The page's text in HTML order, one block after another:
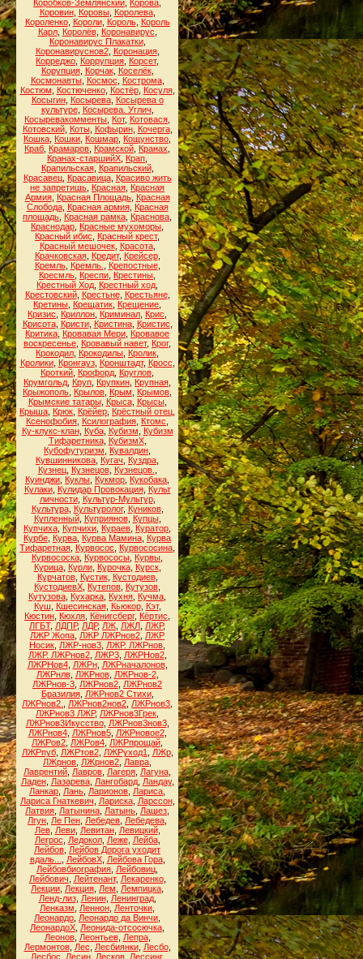
Коробков-Землянский Корова
Коровин, Коровы, Королева,
Короленко, Короли, Король, Король
Карл, Королёв, Коронавирус
Коронавирус Плакатки,
Коронавируснов2, Коронация,
Корреджо Коррупция Корсет,
Корупция, Корчак, Коселёк,
Космонавты, Космос Кострома,
Костюм
Костюченко, Костёр, Косуля,
Косыгин, Косырева, Косырева о
культуре, Косырева. Углич
Косыревакомменты Кот, Котовася
Котовский, Коты, Кофырин, Кочерга,
Кошка Кошки Кошмар Кощунство
Краб Крамаров Крамской Кранах
Кранах-старшийХ Крап
Крапильская, Крапильский,
Красавец, Красавица, Красиво жить
не запретишь Красная Красная
Армия, Красная Площадь, Красная
Слобода, Красная армия, Красная
площадь Красная рамка Краснова
Краснодар Красные мухоморы
Красный ибис
Красный крест,
Красный мешочек, Красота,
Крачковская, Кредит, Крейсер,
Кремль, Кремль. Крепостные,
Кресмль Креспи Крестины
Крестный Ход Крестный ход
Крестовский, Крестьне, Крестьяне,
Кретины Крещатик Крещение
Кризис
Криллон Криминал Крис
Крисота, Кристи, Кристина, Кристис
Критика Кровавая Мери Кровавое
воскресенье Кровавый навет, Крог,
Крокодил Крокодилы Кролик
Кролики, Кронгауз, Кронштадт, Кросс
Кроткий Крофорд Круглов
Крумгольд Круп Крупкин Крупная
Крыжополь Крылов Крым Крымов
Крымские татары, Крыса, Крысы,
Крыша Крюк Крёйер Крёстный отец
Ксенофобия Ксилография Ктомс
Ку-клукс-клан, Куба, Кубизм
Кубизм
Тифаретника, КубизмХ,
Кубофутуризм
Кувалдин
Кувшинникова Кугач Куздра
Кузнец, Кузнецов, Кузнецов.
Куинджи Куклы Кукмор Кукобака
Кулаки, Кулидар Провокация, Культ
личности, Культур-Мультур,
Культура, Культуролог, Куников,
Купленный, Куприянов, Купцы,
Купчиха Купчихи Кураев Куратор
Курбе Курва Курва Мамина Курва
Тифаретная Курвосос Курвососина
Курвососка Курвососы Курвы
Курица, Курли, Курочка, Курск,
Курчатов, Кустик, Кустодиев,
КустодиевХ Кутепов Кутузов
Кутузова Кухарка Кухня Кучма
Куш
Кшесинская, Кьюкор, Кэт,
Кюстин Кюхля Кёнигсберг, Кёртис
ЛГБТ, ЛДПР, ЛДР, ЛЖ ЛЖЛ ЛЖР,
ЛЖР Жопа ЛЖР ЛЖРнов2 ЛЖР
Носик ЛЖР-нов3 ЛЖР. ЛЖРнов
ЛЖР. ЛЖРнов2, ЛЖР3, ЛЖРНов2,
ЛЖРНов4, ЛЖРн, ЛЖРначалонов,
ЛЖРнлв, ЛЖРнов, ЛЖРнов-2,
ЛЖРнов-3 ЛЖРнов2 ЛЖРнов2
Бразилия, ЛЖРнов2 Стихи,
ЛЖРнов2.
ЛЖРнов2нов2 ЛЖРнов3
ЛЖРнов3 ЛЖР, ЛЖРнов3Грек
ЛЖРнов3Икусство, ЛЖРнов3нов3,
ЛЖРнов4, ЛЖРнов5, ЛЖРновое2,
ЛЖРов2 ЛЖРов4 ЛЖРпрощай
ЛЖРпуб, ЛЖРтов2, ЛЖРуход1 ЛЖр,
ЛЖрнов ЛЖрнов2 Лавра
Лаврентий Лавров Лагеря Лагуна
Ладен, Лазарева, Лангобард, Ландау,
Ланкар Лань Ларионов Лариса
Лариса Гнаткевич
Лариска, Ларссон,
Латвия Латынина Латынь Лашез
Лгун Ле Пен Лебедев Лебедева
Лев, Леви, Левитан, Левицкий,
Легрос
Ледокол, Леже, Лейба,
Лейбов Лейбов Дорога уходит
вдаль...
ЛейбовХ, Лейбова Гора,
Лейбовбиография Лейбовиц
Лейбович
Лейтенант, Лекаренко,
Лекции Лекция Лем Лемпицка
Ленд-лиз, Ленин, Ленинград,
Ленказм
Леннон Ленточки
Леонардо Леонардо да Винчи
ЛеонардоХ Леонида-отсосючка
Леонов, Леонтьев, Лепра,
Лермонтов, Лес Лесбиянки, Лесбо,
Лесбос
Лесин, Лесков, Лессинг,